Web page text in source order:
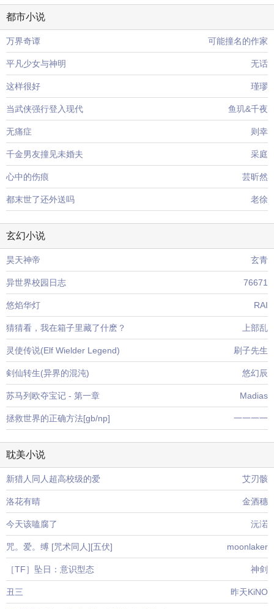
都市小说
万界奇谭 可能撞名的作家
平凡少女与神明 无话
这样很好 瑾璆
当武侠强行登入现代 鱼玑&千夜
无痛症 则幸
千金男友撞见未婚夫 采庭
心中的伤痕 芸昕然
都末世了还外送吗 老徐
玄幻小说
昊天神帝 玄青
异世界校园日志 76671
悠焰华灯 RAI
猜猜看，我在箱子里藏了什麽？ 上部乱
灵使传说(Elf Wielder Legend) 刷子先生
剣仙转生(异界的混沌) 悠幻辰
苏马列欧夺宝记 - 第一章 Madias
拯救世界的正确方法[gb/np] 一一一一
耽美小说
新猎人同人超高校级的爱 艾刃骸
洛花有晴 金酒穗
今天该嗑腐了 沅渃
咒。爱。缚 [咒术同人][五伏] moonlaker
［TF］坠日：意识型态 神剑
丑三 昨天KiNO